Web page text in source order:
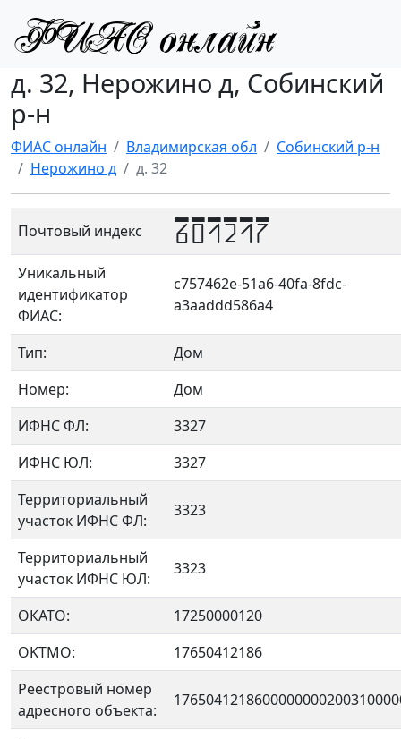
д. 32, Нерожино д, Собинский
р-н
ФИАС онлайн Владимирская обл
Собинский р-н
Нерожино д
д. 32
Почтовый индекс 601217
Уникальный
идентификатор
ФИАС:
c757462e-51a6-40fa-8fdc-
a3aaddd586a4
Тип:
Дом
Номер:
Дом
ИФНС ФЛ:
3327
ИФНС ЮЛ:
3327
Территориальный
участок ИФНС ФЛ:
3323
Территориальный
участок ИФНС ЮЛ:
3323
ОКАТО:
17250000120
OKTMO:
17650412186
Реестровый номер
адресного объекта: